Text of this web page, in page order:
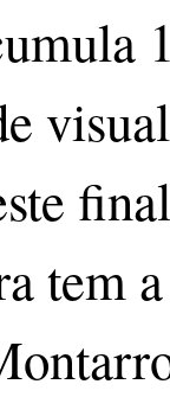
tem